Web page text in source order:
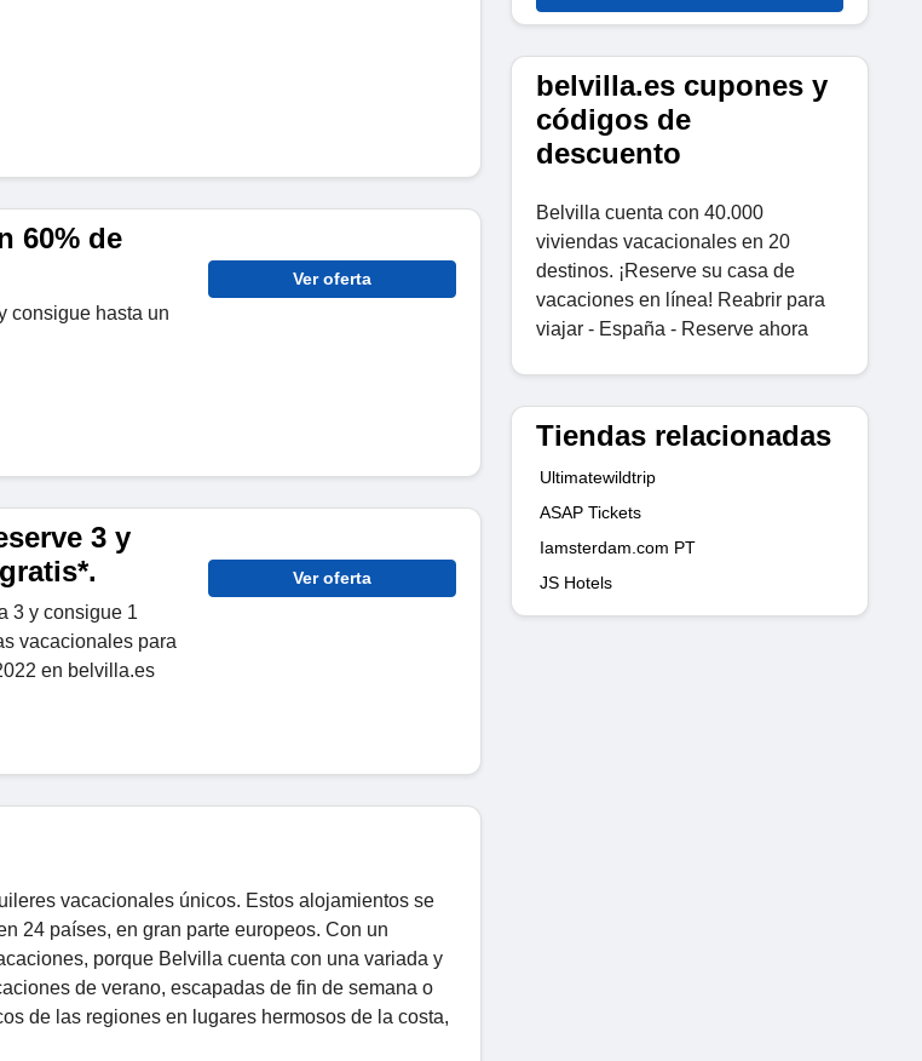
60% de
consigue hasta un
Ver oferta
3 y
3 y consigue 1
vacacionales para
en belvilla.es
Ver oferta
vacacionales únicos. Estos alojamientos se
24 países, en gran parte europeos. Con un
porque Belvilla cuenta con una variada y
de verano, escapadas de fin de semana o
de las regiones en lugares hermosos de la costa,
belvilla.es cupones y
códigos de
descuento
Belvilla cuenta con 40.000
viviendas vacacionales en 20
destinos. ¡Reserve su casa de
vacaciones en línea! Reabrir para
viajar - España - Reserve ahora
Tiendas relacionadas
Ultimatewildtrip
ASAP Tickets
Iamsterdam.com PT
JS Hotels